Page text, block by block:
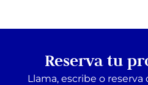
Reserva tu
Llama, escribe o